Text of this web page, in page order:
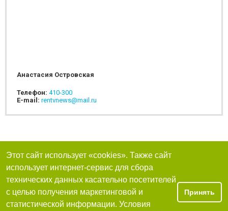
Анастасия Островская
Телефон: 410-300
E-mail: rentvnews@mail.ru
Этот сайт использует «cookies». Также сайт
использует интернет-сервис для сбора
технических данных касательно посетителей
с целью получения маркетинговой и
статистической информации. Условия
Принять